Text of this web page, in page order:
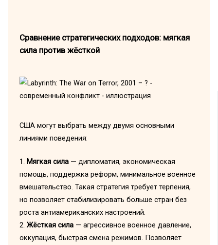
Сравнение стратегических подходов: мягкая
сила против жёсткой
США могут выбрать между двумя основными
линиями поведения:
1. Мягкая сила— дипломатия, экономическая
помощь, поддержка реформ, минимальное военное
вмешательство. Такая стратегия требует терпения,
но позволяет стабилизировать больше стран без
роста антиамериканских настроений.
2. Жёсткая сила— агрессивное военное давление,
оккупация, быстрая смена режимов. Позволяет